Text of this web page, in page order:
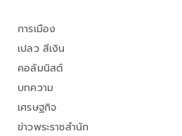
การเมือง
เปลว สีเงิน
คอลัมนิสต์
บทความ
เศรษฐกิจ
ข่าวพระราชสำนัก